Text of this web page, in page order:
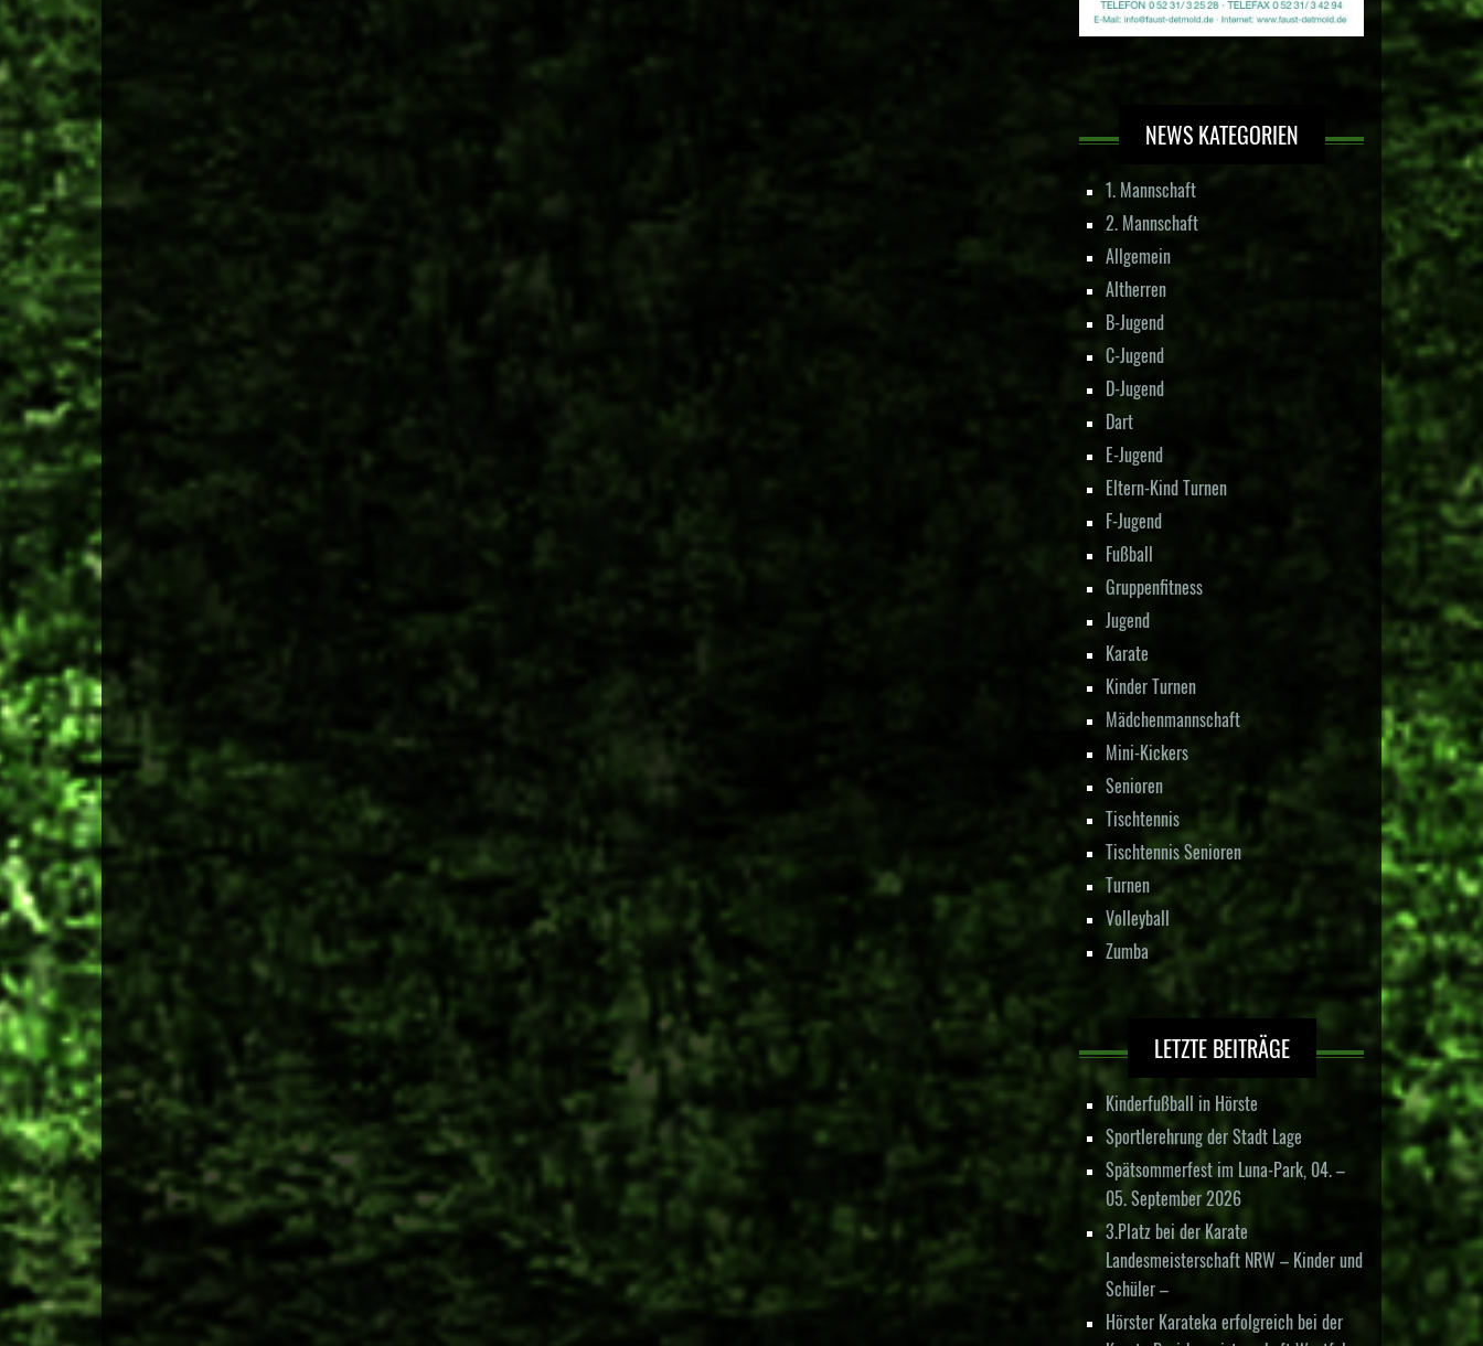
NEWS KATEGORIEN
1. Mannschaft
2. Mannschaft
Allgemein
Altherren
B-Jugend
C-Jugend
D-Jugend
Dart
E-Jugend
Eltern-Kind Turnen
F-Jugend
Fußball
Gruppenfitness
Jugend
Karate
Kinder Turnen
Mädchenmannschaft
Mini-Kickers
Senioren
Tischtennis
Tischtennis Senioren
Turnen
Volleyball
Zumba
LETZTE BEITRÄGE
Kinderfußball in Hörste
Sportlerehrung der Stadt Lage
Spätsommerfest im Luna-Park, 04. –
05. September 2026
3.Platz bei der Karate
Landesmeisterschaft NRW – Kinder und
Schüler –
Hörster Karateka erfolgreich bei der